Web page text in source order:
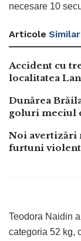
necesare 10
Articole
Accident cu
localitatea
Dunărea
goluri meciul
Noi avertizări
furtuni
Teodora Naidin
categoria 52 kg,